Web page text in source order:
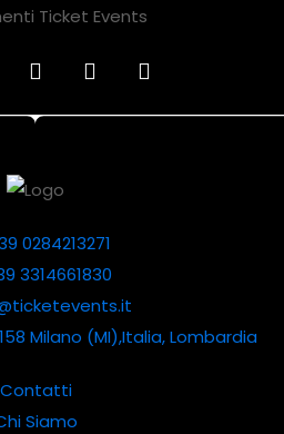
0284213271
3314661830
Milano (MI),Italia, Lombardia
Contatti
Siamo